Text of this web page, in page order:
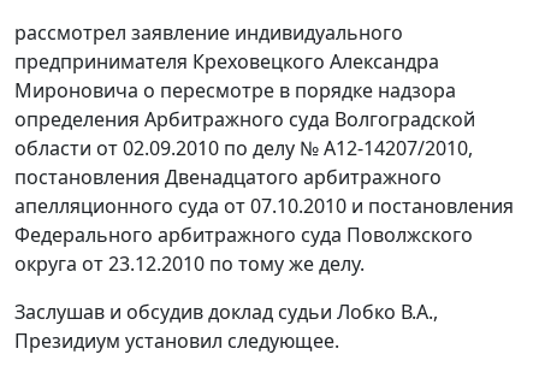
рассмотрел заявление индивидуального
предпринимателя Креховецкого Александра
Мироновича о пересмотре в порядке надзора
определения Арбитражного суда Волгоградской
области от 02.09.2010 по делу № А12-14207/2010,
постановления Двенадцатого арбитражного
апелляционного суда от 07.10.2010 и постановления
Федерального арбитражного суда Поволжского
округа от 23.12.2010 по тому же делу.
Заслушав и обсудив доклад судьи Лобко В.А.,
Президиум установил следующее.